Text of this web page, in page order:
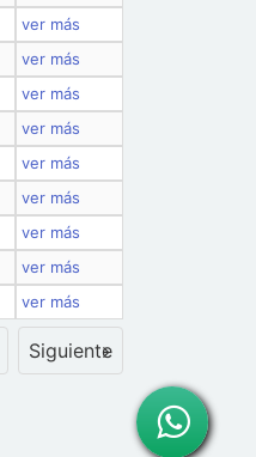
ver más
ver más
ver más
ver más
ver más
ver más
ver más
ver más
ver más
Siguiente